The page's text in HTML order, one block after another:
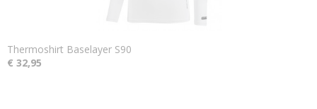
Thermoshirt Baselayer S90
€ 32,95